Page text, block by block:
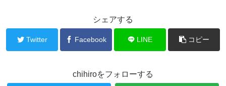
シェアする
Twitter Facebook LINE コピー
chihiroをフォローする